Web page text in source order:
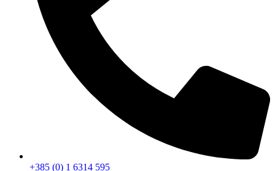
+385 (0) 1 6314 595